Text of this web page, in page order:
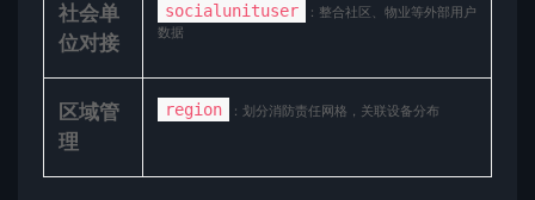
​社会单
位对接​
socialunituser
：整合社区、物业等外部用户
数据
​区域管
理​
region ：划分消防责任网格，关联设备分布